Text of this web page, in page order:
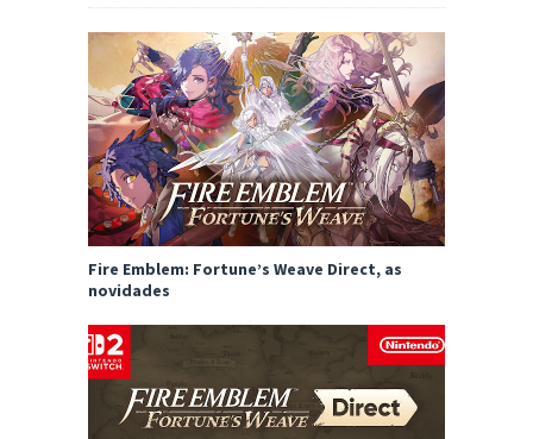
Fire Emblem: Fortune’s Weave Direct, as
novidades